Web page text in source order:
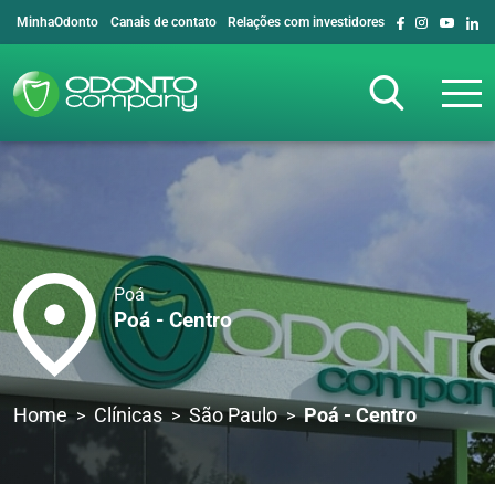
MinhaOdonto Canais de contato Relações com investidores
Poá
Poá - Centro
Home Clínicas São Paulo Poá - Centro